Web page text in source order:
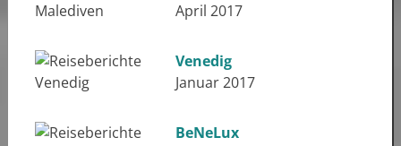
April 2017
Venedig
Januar 2017
BeNeLux